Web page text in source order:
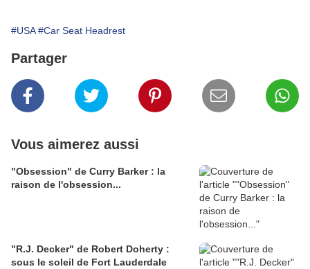
#USA #Car Seat Headrest
Partager
Vous aimerez aussi
"Obsession" de Curry Barker : la
raison de l'obsession...
"R.J. Decker" de Robert Doherty :
sous le soleil de Fort Lauderdale